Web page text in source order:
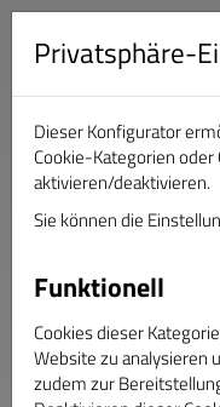
Verband
Privatsphäre-
Dieser Konfigurator
Cookie-Kategorien
aktivieren/deaktivieren.
Sie können die
Funktionell
Cookies dieser
Website zu analysieren
zudem zur